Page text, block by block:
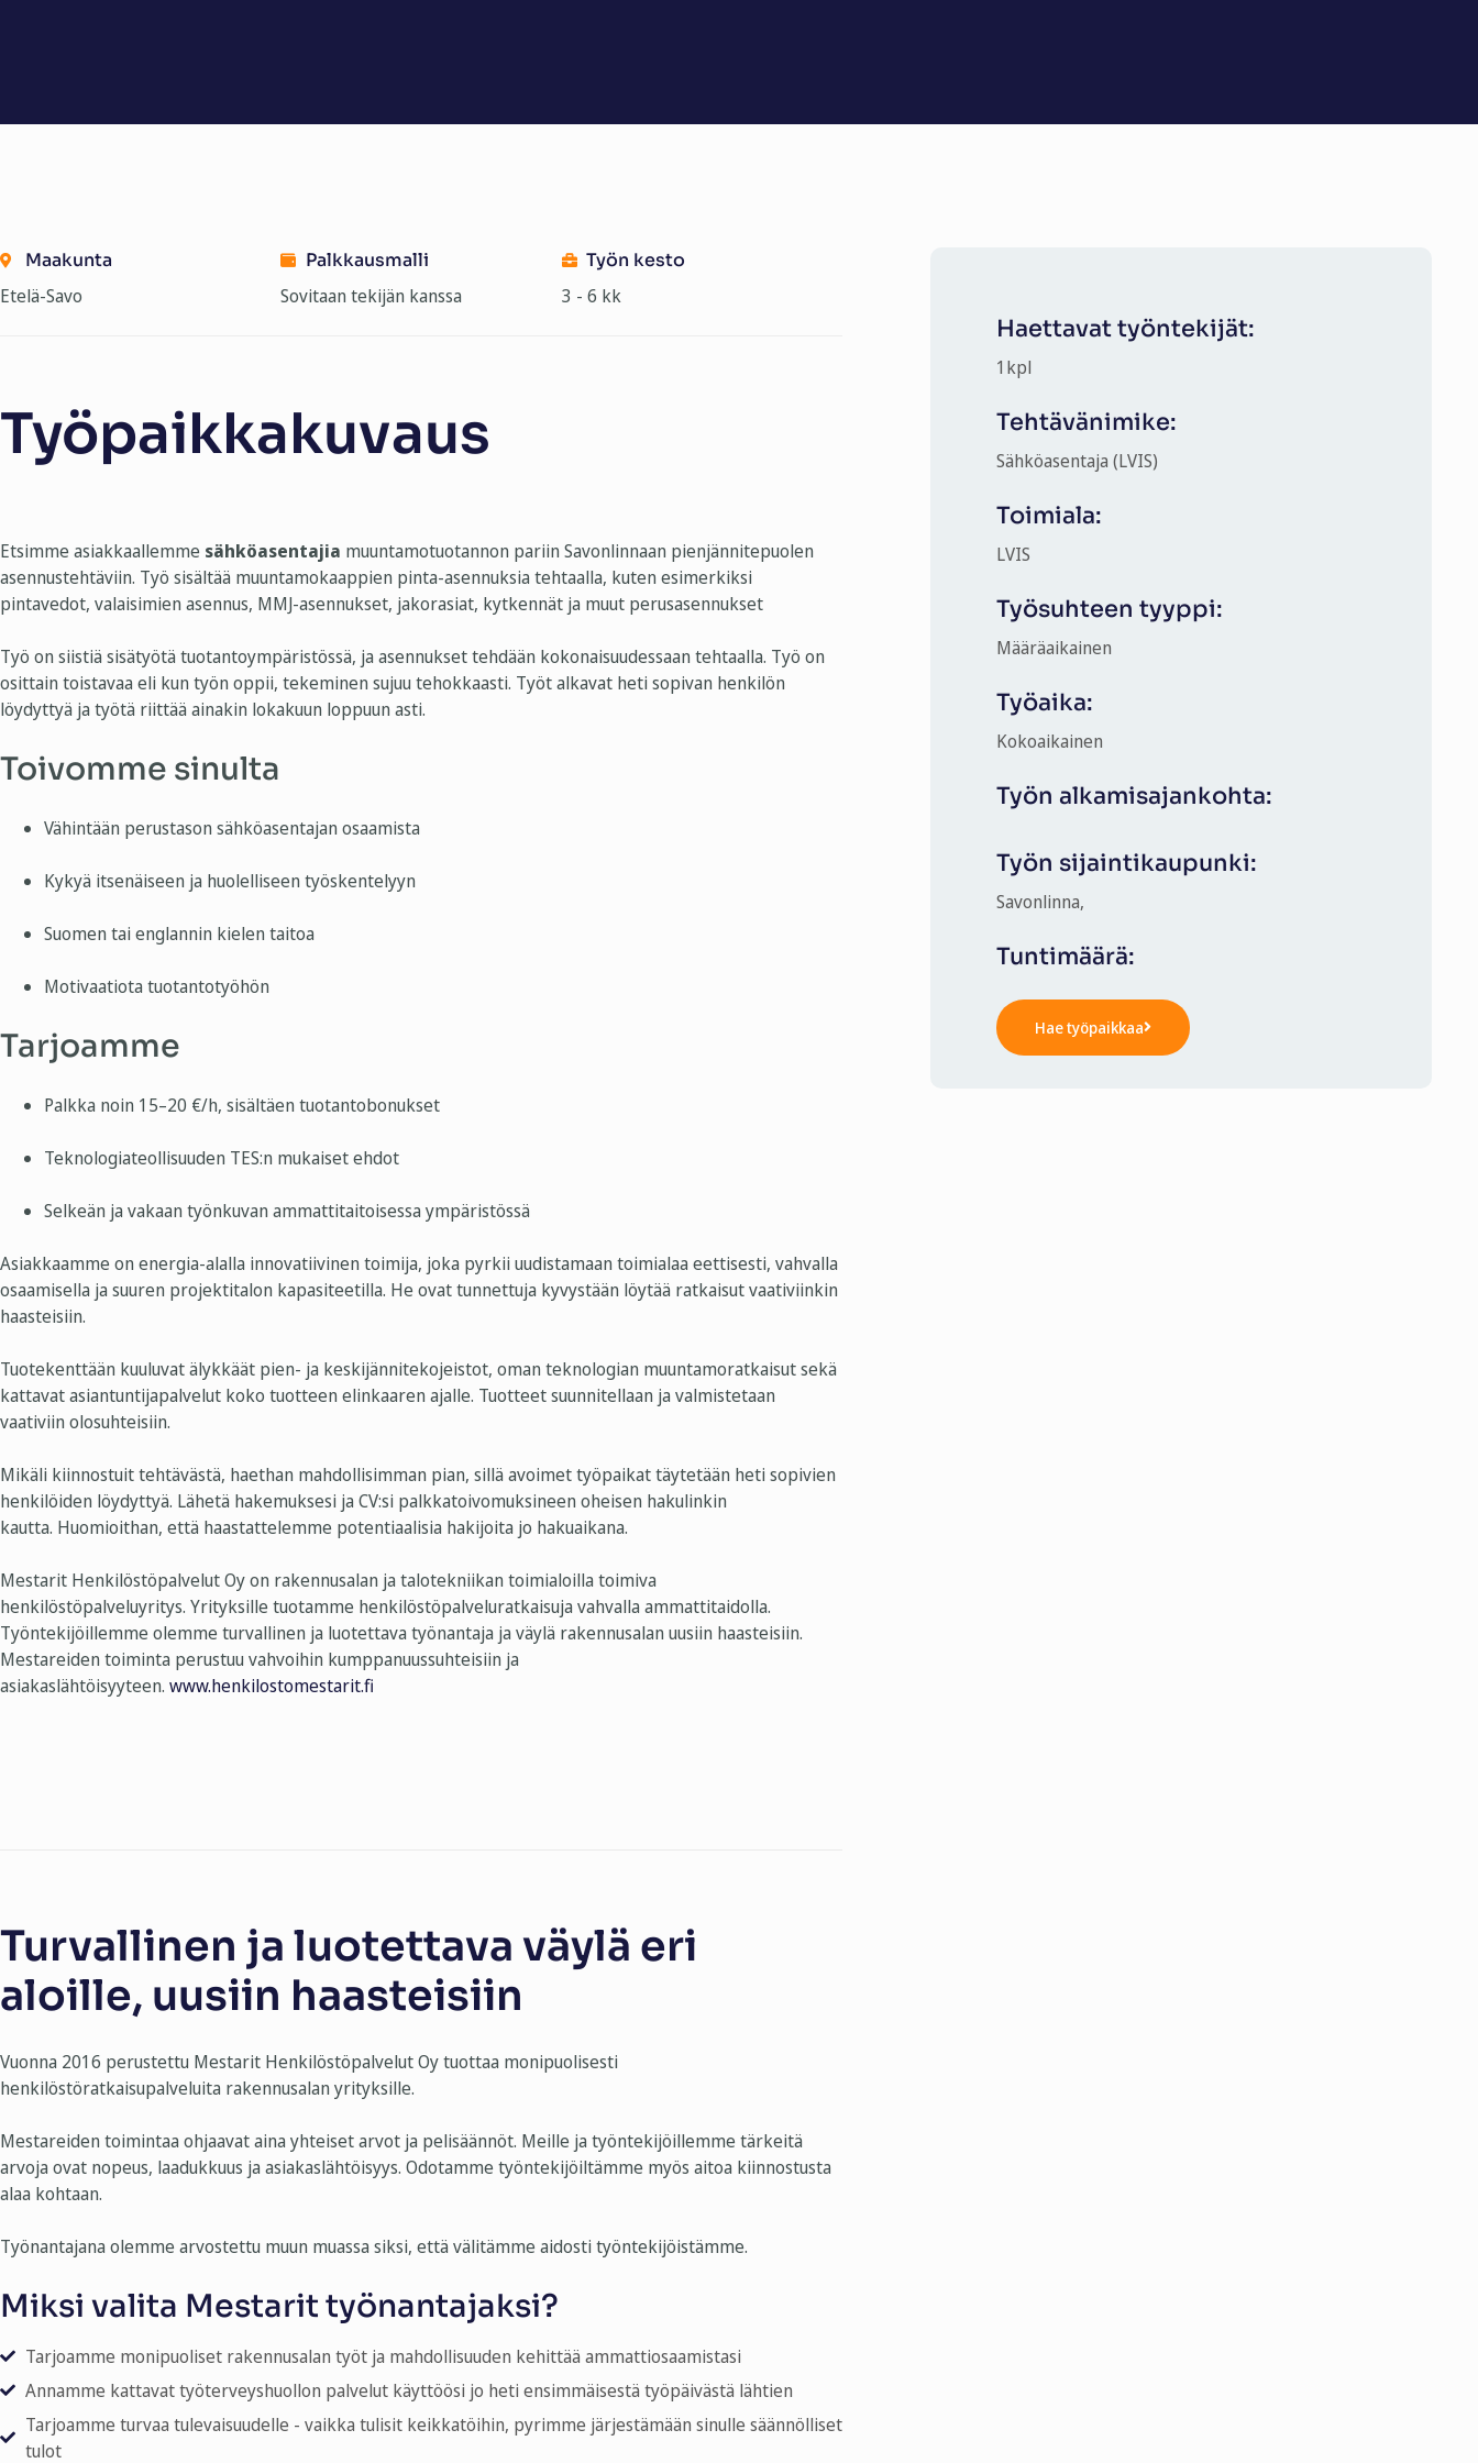
Maakunta
Etelä-Savo
Palkkausmalli
Sovitaan tekijän kanssa
Työn kesto
3 - 6 kk
Työpaikkakuvaus
Etsimme asiakkaallemme sähköasentajia muuntamotuotannon pariin Savonlinnaan pienjännitepuolen
asennustehtäviin. Työ sisältää muuntamokaappien pinta-asennuksia tehtaalla, kuten esimerkiksi
pintavedot, valaisimien asennus, MMJ-asennukset, jakorasiat, kytkennät ja muut perusasennukset
Työ on siistiä sisätyötä tuotantoympäristössä, ja asennukset tehdään kokonaisuudessaan tehtaalla. Työ on
osittain toistavaa eli kun työn oppii, tekeminen sujuu tehokkaasti. Työt alkavat heti sopivan henkilön
löydyttyä ja työtä riittää ainakin lokakuun loppuun asti.
Toivomme sinulta
Vähintään perustason sähköasentajan osaamista
Kykyä itsenäiseen ja huolelliseen työskentelyyn
Suomen tai englannin kielen taitoa
Motivaatiota tuotantotyöhön
Tarjoamme
Palkka noin 15–20 €/h, sisältäen tuotantobonukset
Teknologiateollisuuden TES:n mukaiset ehdot
Selkeän ja vakaan työnkuvan ammattitaitoisessa ympäristössä
Asiakkaamme on energia-alalla innovatiivinen toimija, joka pyrkii uudistamaan toimialaa eettisesti, vahvalla
osaamisella ja suuren projektitalon kapasiteetilla. He ovat tunnettuja kyvystään löytää ratkaisut vaativiinkin
haasteisiin.
Tuotekenttään kuuluvat älykkäät pien- ja keskijännitekojeistot, oman teknologian muuntamoratkaisut sekä
kattavat asiantuntijapalvelut koko tuotteen elinkaaren ajalle. Tuotteet suunnitellaan ja valmistetaan
vaativiin olosuhteisiin.
Mikäli kiinnostuit tehtävästä, haethan mahdollisimman pian, sillä avoimet työpaikat täytetään heti sopivien
henkilöiden löydyttyä. Lähetä hakemuksesi ja CV:si palkkatoivomuksineen oheisen hakulinkin
kautta. Huomioithan, että haastattelemme potentiaalisia hakijoita jo hakuaikana.
Mestarit Henkilöstöpalvelut Oy on rakennusalan ja talotekniikan toimialoilla toimiva
henkilöstöpalveluyritys. Yrityksille tuotamme henkilöstöpalveluratkaisuja vahvalla ammattitaidolla.
Työntekijöillemme olemme turvallinen ja luotettava työnantaja ja väylä rakennusalan uusiin haasteisiin.
Mestareiden toiminta perustuu vahvoihin kumppanuussuhteisiin ja
asiakaslähtöisyyteen. www.henkilostomestarit.fi
Turvallinen ja luotettava väylä eri
aloille, uusiin haasteisiin
Vuonna 2016 perustettu Mestarit Henkilöstöpalvelut Oy tuottaa monipuolisesti
henkilöstöratkaisupalveluita rakennusalan yrityksille.
Mestareiden toimintaa ohjaavat aina yhteiset arvot ja pelisäännöt. Meille ja työntekijöillemme tärkeitä
arvoja ovat nopeus, laadukkuus ja asiakaslähtöisyys. Odotamme työntekijöiltämme myös aitoa kiinnostusta
alaa kohtaan.
Työnantajana olemme arvostettu muun muassa siksi, että välitämme aidosti työntekijöistämme.
Miksi valita Mestarit työnantajaksi?
Tarjoamme monipuoliset rakennusalan työt ja mahdollisuuden kehittää ammattiosaamistasi
Annamme kattavat työterveyshuollon palvelut käyttöösi jo heti ensimmäisestä työpäivästä lähtien
Tarjoamme turvaa tulevaisuudelle - vaikka tulisit keikkatöihin, pyrimme järjestämään sinulle säännölliset
tulot
Haettavat työntekijät:
1 kpl
Tehtävänimike:
Sähköasentaja (LVIS)
Toimiala:
LVIS
Työsuhteen tyyppi:
Määräaikainen
Työaika:
Kokoaikainen
Työn alkamisajankohta:
Työn sijaintikaupunki:
Savonlinna,
Tuntimäärä:
Hae työpaikkaa